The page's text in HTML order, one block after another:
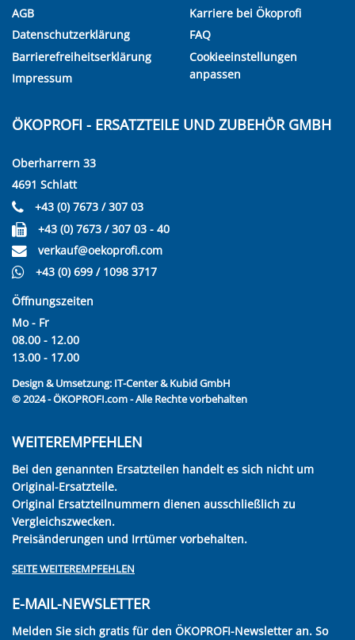
AGB
Datenschutzerklärung
Barrierefreiheitserklärung
Impressum
Karriere bei Ökoprofi
FAQ
Cookieeinstellungen
anpassen
ÖKOPROFI - ERSATZTEILE UND ZUBEHÖR GMBH
Oberharrern 33
4691 Schlatt
+43 (0) 7673 / 307 03
+43 (0) 7673 / 307 03 - 40
verkauf@oekoprofi.com
+43 (0) 699 / 1098 3717
Öffnungszeiten
Mo - Fr
08.00 - 12.00
13.00 - 17.00
Design & Umsetzung: IT-Center & Kubid GmbH
© 2024 - ÖKOPROFI.com - Alle Rechte vorbehalten
WEITEREMPFEHLEN
Bei den genannten Ersatzteilen handelt es sich nicht um
Original-Ersatzteile.
Original Ersatzteilnummern dienen ausschließlich zu
Vergleichszwecken.
Preisänderungen und Irrtümer vorbehalten.
SEITE WEITEREMPFEHLEN
E-MAIL-NEWSLETTER
Melden Sie sich gratis für den ÖKOPROFI-Newsletter an. So